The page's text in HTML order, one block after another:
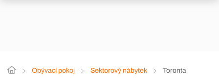
Obývací pokoj Sektorový nábytek Toronta